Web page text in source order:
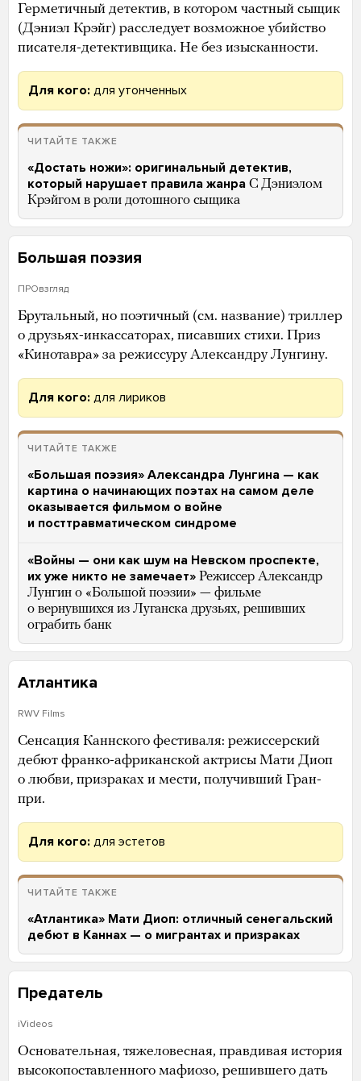
Герметичный детектив, в котором частный сыщик
(Дэниэл Крэйг) расследует возможное убийство
писателя-детективщика. Не без изысканности.
Для кого: для утонченных
ЧИТАЙТЕ ТАКЖЕ
«Достать ножи»: оригинальный детектив,
который нарушает правила жанра С Дэниэлом
Крэйгом в роли дотошного сыщика
Большая поэзия
ПРОвзгляд
Брутальный, но поэтичный (см. название) триллер
о друзьях-инкассаторах, писавших стихи. Приз
«Кинотавра» за режиссуру Александру Лунгину.
Для кого: для лириков
ЧИТАЙТЕ ТАКЖЕ
«Большая поэзия» Александра Лунгина — как
картина о начинающих поэтах на самом деле
оказывается фильмом о войне
и посттравматическом синдроме
«Войны — они как шум на Невском проспекте,
их уже никто не замечает» Режиссер Александр
Лунгин о «Большой поэзии» — фильме
о вернувшихся из Луганска друзьях, решивших
ограбить банк
Атлантика
RWV Films
Сенсация Каннского фестиваля: режиссерский
дебют франко-африканской актрисы Мати Диоп
о любви, призраках и мести, получивший Гран-
при.
Для кого: для эстетов
ЧИТАЙТЕ ТАКЖЕ
«Атлантика» Мати Диоп: отличный сенегальский
дебют в Каннах — о мигрантах и призраках
Предатель
iVideos
Основательная, тяжеловесная, правдивая история
высокопоставленного мафиозо, решившего дать